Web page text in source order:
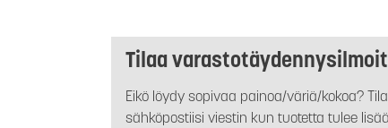
Tilaa
Eikö löydy sopivaa painoa/väriä/kokoa?
sähköpostiisi viestin kun tuotetta tulee